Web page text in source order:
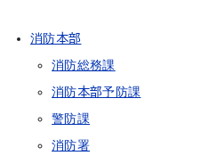
消防本部
消防総務課
消防本部予防課
警防課
消防署